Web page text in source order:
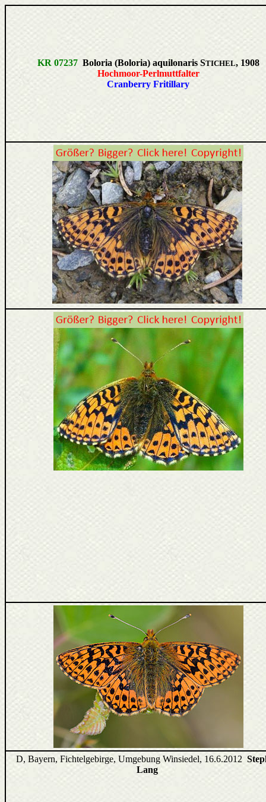
KR 07237 Boloria (Boloria) aquilonaris STICHEL, 1908
Hochmoor-Perlmuttfalter
Cranberry Fritillary
D, Bayern, Fichtelgebirge, Umgebung Winsiedel, 16.6.2012
Lang